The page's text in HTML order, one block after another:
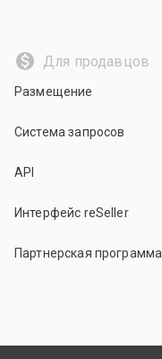
Для продавцов
Размещение
Система запросов
API
Интерфейс reSeller
Партнерская программа